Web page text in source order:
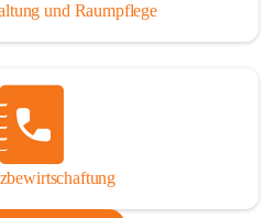
und Raumpflege